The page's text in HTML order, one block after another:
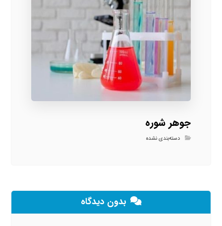
جوهر شوره
دسته‌بندی نشده
بدون دیدگاه